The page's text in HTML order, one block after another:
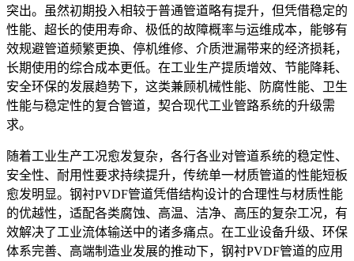
突出。虽然初期投入相较于普通管道略有提升，但凭借稳定的
性能、超长的使用寿命、极低的故障概率与运维成本，能够有
效规避管道频繁更换、停机维修、介质泄漏带来的经济损耗，
长期使用的综合成本更低。在工业生产提质增效、节能降耗、
安全环保的发展趋势下，这类兼顾机械性能、防腐性能、卫生
性能与稳定性的复合管道，契合现代工业管路系统的升级需
求。
随着工业生产工况愈发复杂，各行各业对管道系统的稳定性、
安全性、耐用性要求持续提升，传统单一材质管道的性能短板
愈发明显。钢衬PVDF管道凭借结构设计的合理性与材质性能
的优越性，适配各类腐蚀、高温、洁净、高压的复杂工况，有
效解决了工业流体输送中的诸多痛点。在工业设备升级、环保
体系完善、高端制造业发展的推动下，钢衬PVDF管道的应用